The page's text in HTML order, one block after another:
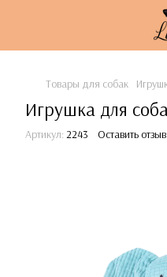
Товары для собак
Игрушка для
Артикул: 2243 Оставить отзыв